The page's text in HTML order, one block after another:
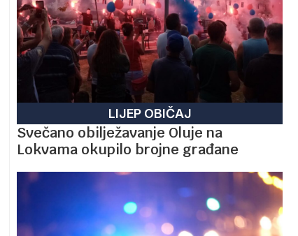
LIJEP OBIČAJ
Svečano obilježavanje Oluje na
Lokvama okupilo brojne građane